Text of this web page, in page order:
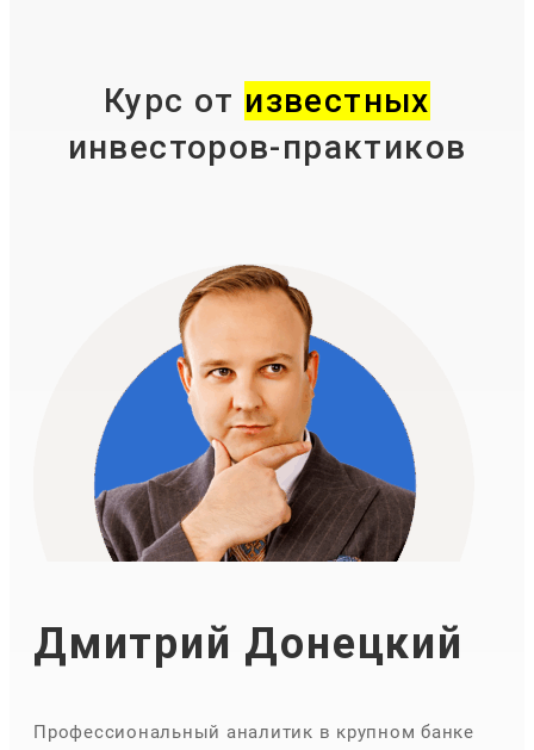
Курс от известных
инвесторов-практиков
Дмитрий Донецкий
Профессиональный аналитик в крупном банке